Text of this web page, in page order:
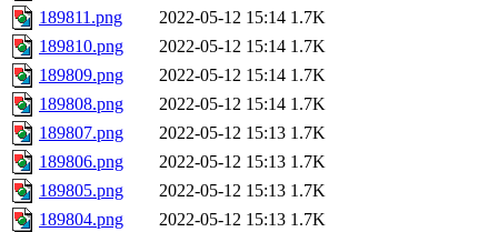
189811.png
2022-05-12 15:14 1.7K
189810.png
2022-05-12 15:14 1.7K
189809.png
2022-05-12 15:14 1.7K
189808.png
2022-05-12 15:14 1.7K
189807.png
2022-05-12 15:13 1.7K
189806.png
2022-05-12 15:13 1.7K
189805.png
2022-05-12 15:13 1.7K
189804.png
2022-05-12 15:13 1.7K